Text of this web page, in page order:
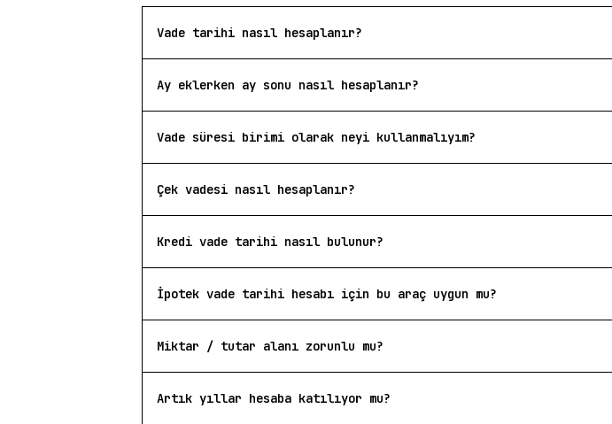
Vade tarihi nasıl hesaplanır?
Ay eklerken ay sonu nasıl hesaplanır?
Vade süresi birimi olarak neyi kullanmalıyım?
Çek vadesi nasıl hesaplanır?
Kredi vade tarihi nasıl bulunur?
İpotek vade tarihi hesabı için bu araç uygun mu?
Miktar / tutar alanı zorunlu mu?
Artık yıllar hesaba katılıyor mu?